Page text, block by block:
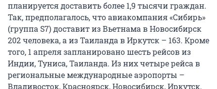
планируется доставить более 1,9 тысячи граждан.
Так, предполагалось, что авиакомпания «Сибирь»
(группа S7) доставит из Вьетнама в Новосибирск
202 человека, а из Таиланда в Иркутск – 163. Кроме
того, 1 апреля запланировано шесть рейсов из
Индии, Туниса, Таиланда. Из них четыре рейса в
региональные международные аэропорты –
Владивосток, Красноярск, Новосибирск, Иркутск.